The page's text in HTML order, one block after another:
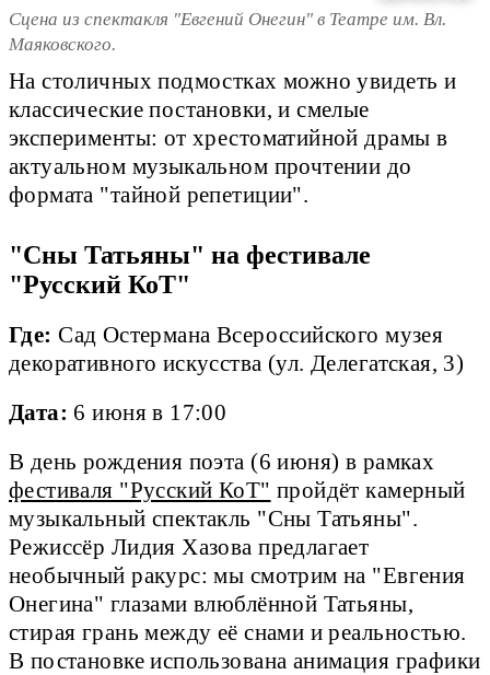
Сцена из спектакля "Евгений Онегин" в Театре им. Вл.
Маяковского.
На столичных подмостках можно увидеть и
классические постановки, и смелые
эксперименты: от хрестоматийной драмы в
актуальном музыкальном прочтении до
формата "тайной репетиции".
"Сны Татьяны" на фестивале
"Русский КоТ"
Где: Сад Остермана Всероссийского музея
декоративного искусства (ул. Делегатская, 3)
Дата: 6 июня в 17:00
В день рождения поэта (6 июня) в рамках
фестиваля "Русский КоТ" пройдёт камерный
музыкальный спектакль "Сны Татьяны".
Режиссёр Лидия Хазова предлагает
необычный ракурс: мы смотрим на "Евгения
Онегина" глазами влюблённой Татьяны,
стирая грань между её снами и реальностью.
В постановке использована анимация графики